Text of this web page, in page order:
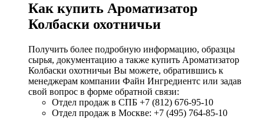
Как купить Ароматизатор
Колбаски охотничьи
Получить более подробную информацию, образцы
сырья, документацию а также купить Ароматизатор
Колбаски охотничьи Вы можете, обратившись к
менеджерам компании Файн Ингредиентс или задав
свой вопрос в форме обратной связи:
Отдел продаж в СПБ +7 (812) 676-95-10
Отдел продаж в Москве: +7 (495) 764-85-10